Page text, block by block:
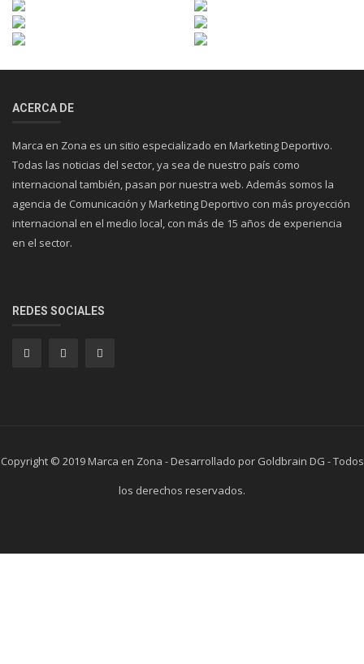
ACERCA DE
Marca en Zona es un sitio especializado en Marketing Deportivo.
Todas las noticias del sector, ya sea de nuestro país como
internacional también, pasan por nuestra web. Además somos la
agencia de Comunicación y Marketing Deportivo con más proyección
internacional en el medio local, con más de 15 años de experiencia
en el sector.
REDES SOCIALES
Copyright © 2019 Marca en Zona - Desarrollado por Goldbrain DG - Todos
los derechos reservados.